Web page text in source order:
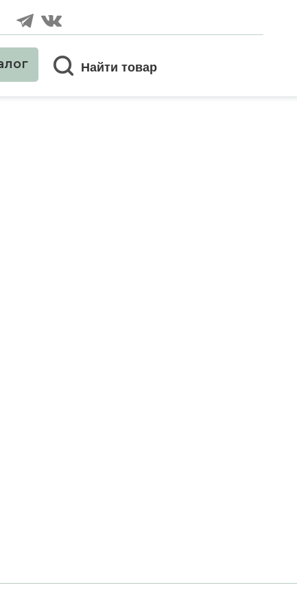
Найти товар